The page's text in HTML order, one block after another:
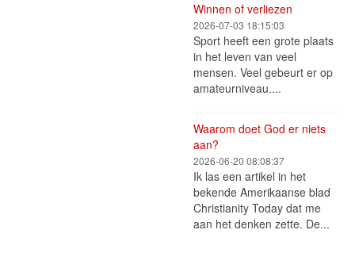
Winnen of verliezen
2026-07-03 18:15:03
Sport heeft een grote plaats
in het leven van veel
mensen. Veel gebeurt er op
amateurniveau....
Waarom doet God er niets
aan?
2026-06-20 08:08:37
Ik las een artikel in het
bekende Amerikaanse blad
Christianity Today dat me
aan het denken zette. De...